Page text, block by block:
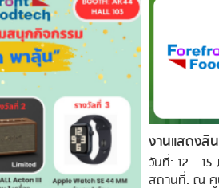
งานแสดงสิ
วันที่: 12 - 15
สถานที่: ณ ศู